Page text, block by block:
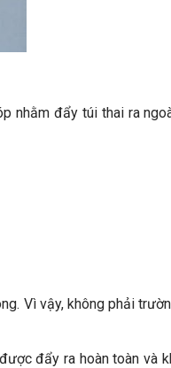
nhằm đẩy túi thai ra
Vì vậy, không phải
đẩy ra hoàn toàn và